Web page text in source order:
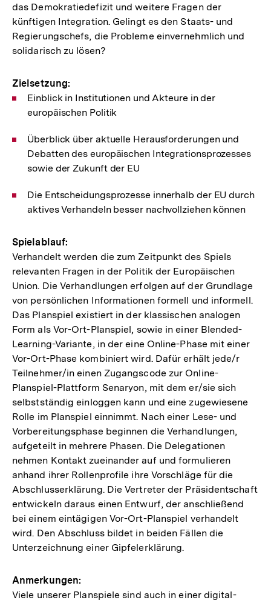
das Demokratiedefizit und weitere Fragen der
künftigen Integration. Gelingt es den Staats- und
Regierungschefs, die Probleme einvernehmlich und
solidarisch zu lösen?
Zielsetzung:
Einblick in Institutionen und Akteure in der
europäischen Politik
Überblick über aktuelle Herausforderungen und
Debatten des europäischen Integrationsprozesses
sowie der Zukunft der EU
Die Entscheidungsprozesse innerhalb der EU durch
aktives Verhandeln besser nachvollziehen können
Spielablauf:
Verhandelt werden die zum Zeitpunkt des Spiels
relevanten Fragen in der Politik der Europäischen
Union. Die Verhandlungen erfolgen auf der Grundlage
von persönlichen Informationen formell und informell.
Das Planspiel existiert in der klassischen analogen
Form als Vor-Ort-Planspiel, sowie in einer Blended-
Learning-Variante, in der eine Online-Phase mit einer
Vor-Ort-Phase kombiniert wird. Dafür erhält jede/r
Teilnehmer/in einen Zugangscode zur Online-
Planspiel-Plattform Senaryon, mit dem er/sie sich
selbstständig einloggen kann und eine zugewiesene
Rolle im Planspiel einnimmt. Nach einer Lese- und
Vorbereitungsphase beginnen die Verhandlungen,
aufgeteilt in mehrere Phasen. Die Delegationen
nehmen Kontakt zueinander auf und formulieren
anhand ihrer Rollenprofile ihre Vorschläge für die
Abschlusserklärung. Die Vertreter der Präsidentschaft
entwickeln daraus einen Entwurf, der anschließend
bei einem eintägigen Vor-Ort-Planspiel verhandelt
wird. Den Abschluss bildet in beiden Fällen die
Unterzeichnung einer Gipfelerklärung.
Anmerkungen:
Viele unserer Planspiele sind auch in einer digital-